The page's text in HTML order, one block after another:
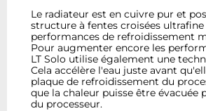
Le radiateur est en cuivre pur et
structure à fentes croisées
performances de refroidissement
Pour augmenter encore les
LT Solo utilise également une
Cela accélère l'eau juste avant
plaque de refroidissement du
que la chaleur puisse être évacuée
du processeur.